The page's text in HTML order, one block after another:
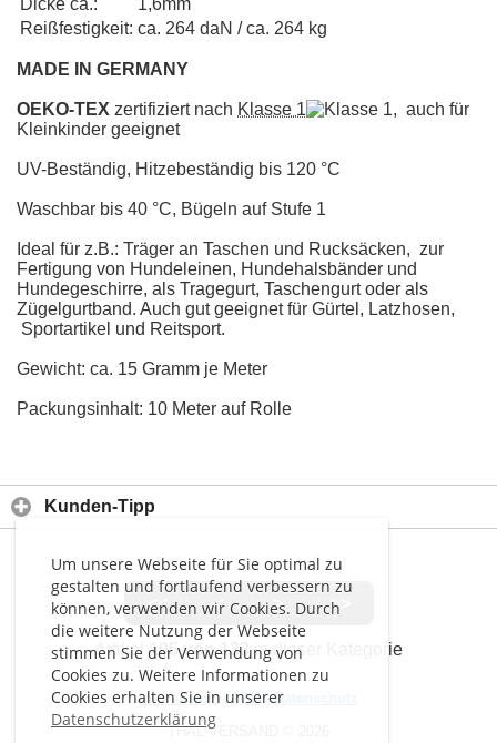
Um unsere Webseite für Sie optimal zu
gestalten und fortlaufend verbessern zu
können, verwenden wir Cookies. Durch
die weitere Nutzung der Webseite
stimmen Sie der Verwendung von
Cookies zu. Weitere Informationen zu
Cookies erhalten Sie in unserer
Datenschutzerklärung
Reißfestigkeit: ca. 264 daN / ca. 264 kg
MADE IN GERMANY
OEKO-TEX zertifiziert nach Klasse 1
, auch für
Kleinkinder geeignet
UV-Beständig, Hitzebeständig bis 120 °C
Waschbar bis 40 °C, Bügeln auf Stufe 1
Ideal für z.B.: Träger an Taschen und Rucksäcken, zur
Fertigung von Hundeleinen, Hundehalsbänder und
Hundegeschirre, als Tragegurt, Taschengurt oder als
Zügelgurtband. Auch gut geeignet für Gürtel, Latzhosen,
Sportartikel und Reitsport.
Gewicht: ca. 15 Gramm je Meter
Packungsinhalt: 10 Meter auf Rolle
Kunden-Tipp
<< < > >>
Artikel105 von 133in dieser Kategorie
Impressum-AGB-Datenschutz
THAL VERSAND © 2026